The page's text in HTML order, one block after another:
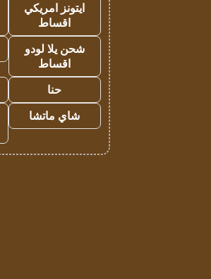
ايتونز امريكي
اقساط
شحن يلا لودو
اقساط
حنا
شاي ماتشا